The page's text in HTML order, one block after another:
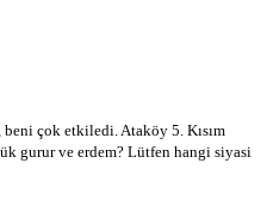
çok etkiledi. Ataköy 5. Kısım
gurur ve erdem? Lütfen hangi siyasi